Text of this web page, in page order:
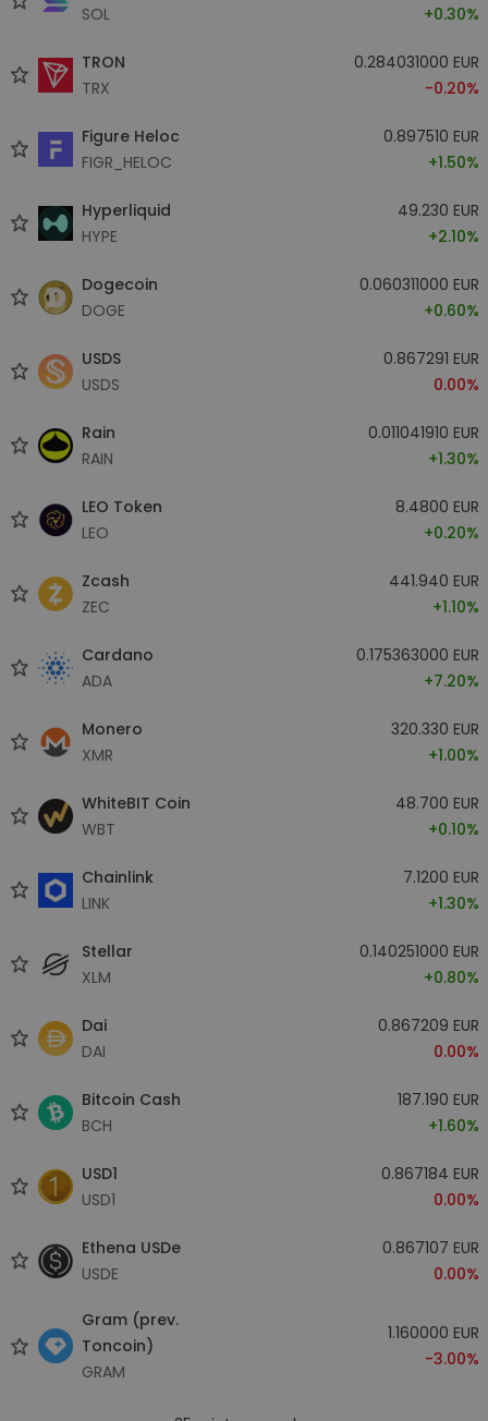
SOL
+0.30%
TRON
TRX
0.284031000 EUR
-0.20%
Figure Heloc
FIGR_HELOC
0.897510 EUR
+1.50%
Hyperliquid
HYPE
49.230 EUR
+2.10%
Dogecoin
DOGE
0.060311000 EUR
+0.60%
USDS
USDS
0.867291 EUR
0.00%
Rain
RAIN
0.011041910 EUR
+1.30%
LEO Token
LEO
8.4800 EUR
+0.20%
Zcash
ZEC
441.940 EUR
+1.10%
Cardano
ADA
0.175363000 EUR
+7.20%
Monero
XMR
320.330 EUR
+1.00%
WhiteBIT Coin
WBT
48.700 EUR
+0.10%
Chainlink
LINK
7.1200 EUR
+1.30%
Stellar
XLM
0.140251000 EUR
+0.80%
Dai
DAI
0.867209 EUR
0.00%
Bitcoin Cash
BCH
187.190 EUR
+1.60%
USD1
USD1
0.867184 EUR
0.00%
Ethena USDe
USDE
0.867107 EUR
0.00%
Gram (prev.
Toncoin)
GRAM
1.160000 EUR
-3.00%